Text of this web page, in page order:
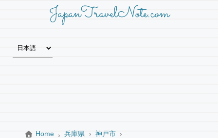
JapanTravelNote.com
Home 兵庫県
神戸市